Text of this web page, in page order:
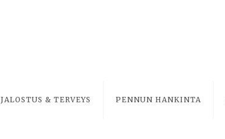
JALOSTUS & TERVEYS PENNUN HANKINTA